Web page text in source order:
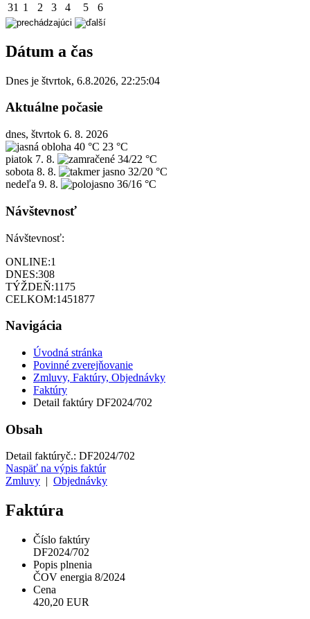
31 1 2 3 4 5 6
Dátum a čas
Dnes je štvrtok, 6.8.2026, 22:25:04
Aktuálne počasie
dnes, štvrtok 6. 8. 2026
40 °C 23 °C
piatok 7. 8.
34/22 °C
sobota 8. 8.
32/20 °C
nedeľa 9. 8. 36/16 °C
Návštevnosť
Návštevnosť:
ONLINE:1
DNES:308
TÝŽDEŇ:1175
CELKOM:1451877
Navigácia
Úvodná stránka
Povinné zverejňovanie
Zmluvy, Faktúry, Objednávky
Faktúry
Detail faktúry DF2024/702
Obsah
Detail faktúryč.: DF2024/702
Naspäť na výpis faktúr
Zmluvy
Objednávky
Faktúra
Číslo faktúry
DF2024/702
Popis plnenia
ČOV energia 8/2024
Cena
420,20 EUR